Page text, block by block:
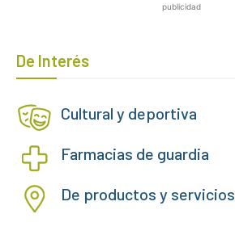
publicidad
De Interés
Cultural y deportiva
Farmacias de guardia
De productos y servicios